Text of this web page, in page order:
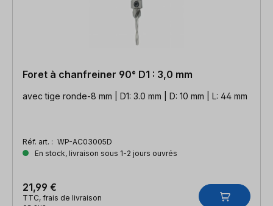
Foret à chanfreiner 90° D1 : 3,0 mm
avec tige ronde-8 mm | D1: 3.0 mm | D: 10 mm | L: 44 mm
Réf. art. : WP-AC03005D
En stock, livraison sous 1-2 jours ouvrés
21,99 €
TTC, frais de livraison